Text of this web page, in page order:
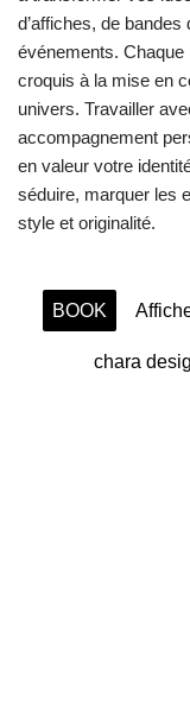
d’affiches, de
événements.
croquis à la mise en
univers. Travailler
accompagnement
en valeur votre
séduire, marquer les
style et originalité.
BOOK
chara